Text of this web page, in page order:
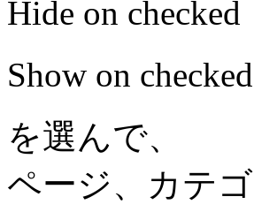
Hide on
Show on
を選んで、
ページ、カテ